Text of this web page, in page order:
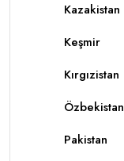
Kazakistan
Keşmir
Kırgızistan
Özbekistan
Pakistan